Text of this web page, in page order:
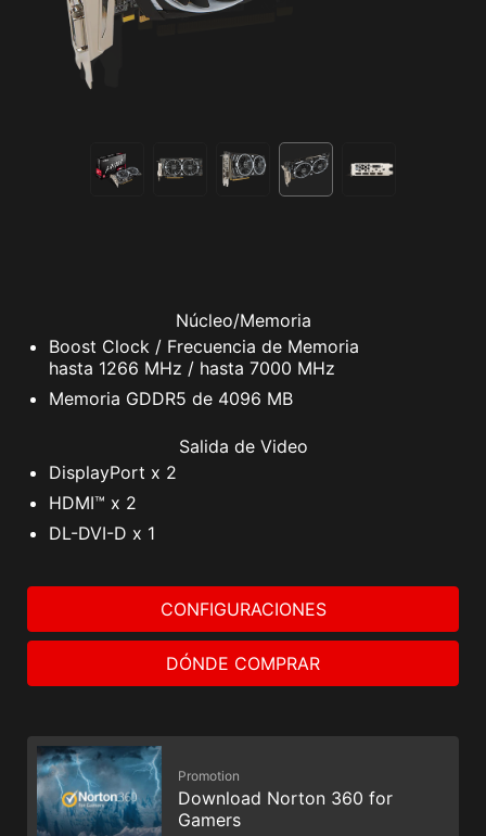
Núcleo/Memoria
Boost Clock / Frecuencia de Memoria
hasta 1266 MHz / hasta 7000 MHz
Memoria GDDR5 de 4096 MB
Salida de Video
DisplayPort x 2
HDMI™ x 2
DL-DVI-D x 1
CONFIGURACIONES
DÓNDE COMPRAR
Promotion
Download Norton 360 for
Gamers